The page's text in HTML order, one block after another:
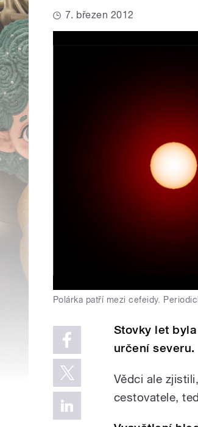
7. březen 2012
Polárka patří mezi cefeidy.
Stovky let
určení severu.
Vědci ale
cestovatele,